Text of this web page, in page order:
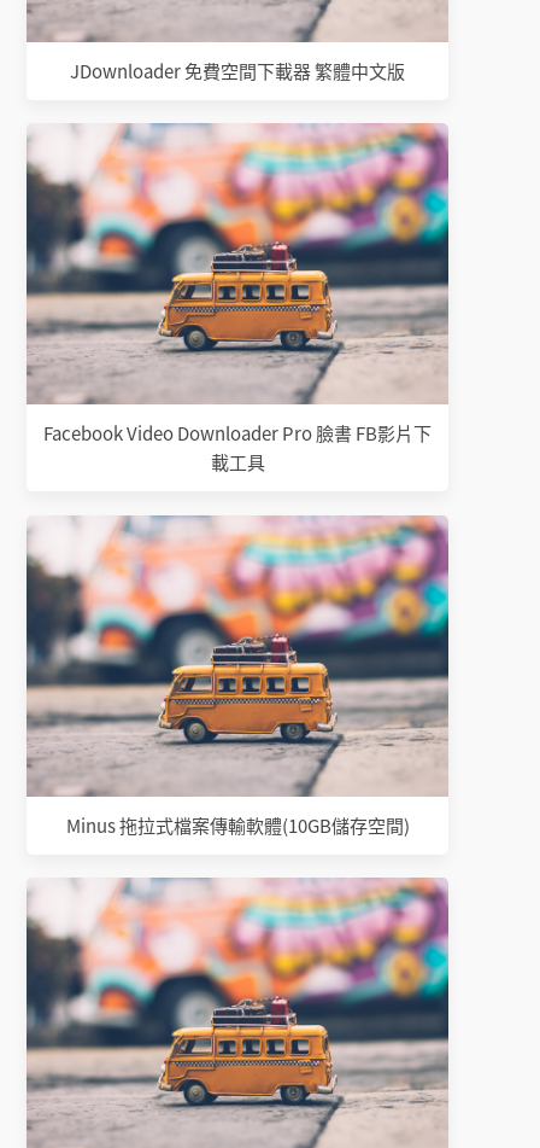
JDownloader 免費空間下載器 繁體中文版
Facebook Video Downloader Pro 臉書 FB影片下
載工具
Minus 拖拉式檔案傳輸軟體(10GB儲存空間)